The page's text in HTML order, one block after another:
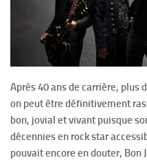
Après 40 ans de carrière, plus
on peut être définitivement
bon, jovial et vivant puisque
décennies en rock star
pouvait encore en douter, Bon